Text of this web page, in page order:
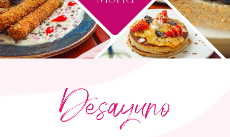
Desayuno